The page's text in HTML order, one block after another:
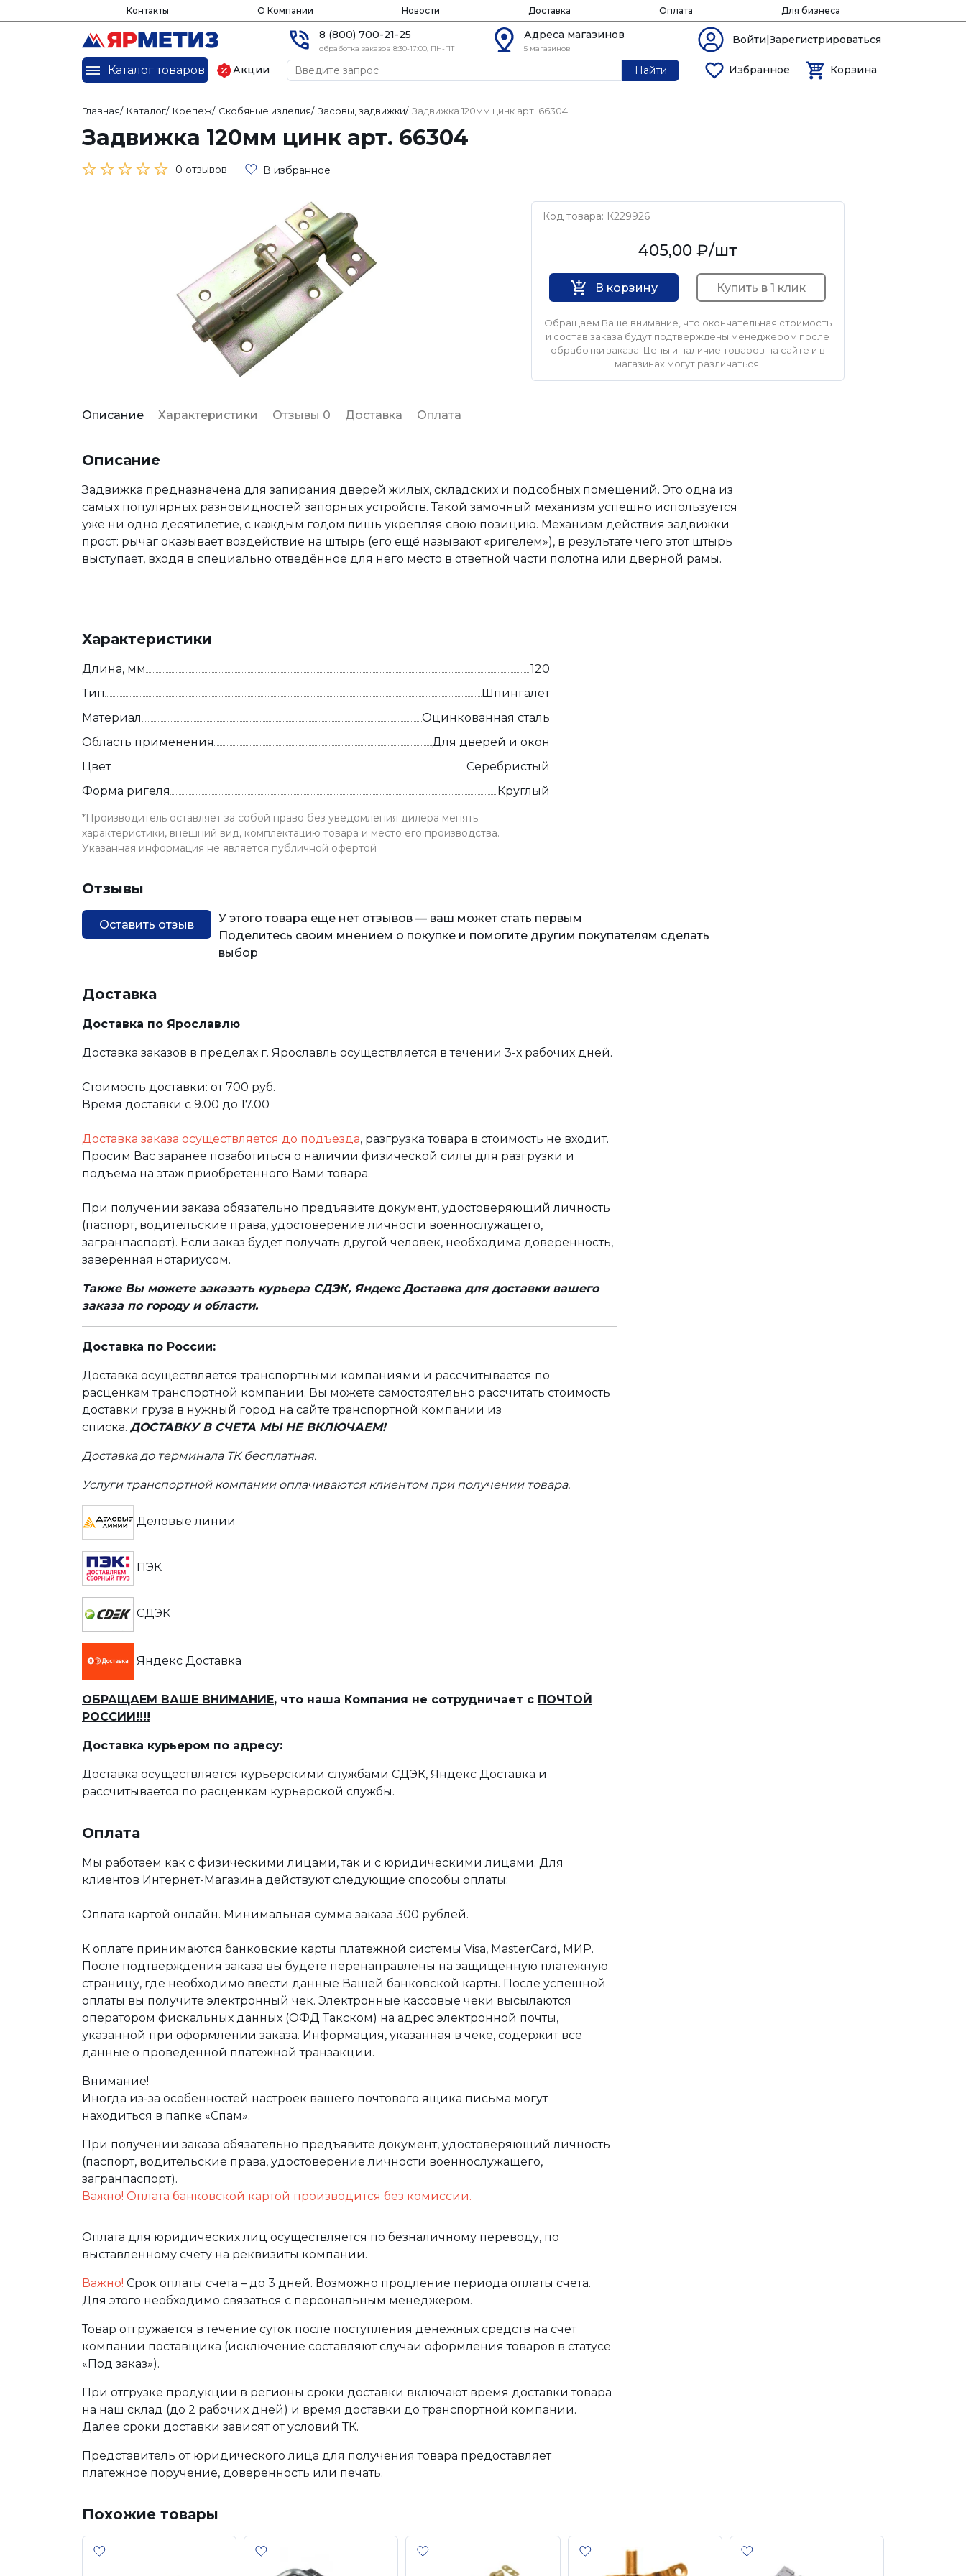
Контакты О Компании Новости Доставка Оплата Для бизнеса
8 (800) 700-21-25
обработка заказов 8:30-17:00, ПН-ПТ
Адреса магазинов
5 магазинов
Войти|Зарегистрироваться
Каталог товаров Акции Найти Избранное Корзина
Главная/ Каталог/ Крепеж/ Скобяные изделия/ Засовы, задвижки/ Задвижка 120мм цинк арт. 66304
Задвижка 120мм цинк арт. 66304
0 отзывов В избранное
Код товара: К229926
405,00 ₽/шт
В корзину Купить в 1 клик
Обращаем Ваше внимание, что окончательная стоимость
и состав заказа будут подтверждены менеджером после
обработки заказа. Цены и наличие товаров на сайте и в
магазинах могут различаться.
Описание Характеристики Отзывы 0 Доставка Оплата
Описание
Задвижка предназначена для запирания дверей жилых, складских и подсобных помещений. Это одна из
самых популярных разновидностей запорных устройств. Такой замочный механизм успешно используется
уже ни одно десятилетие, с каждым годом лишь укрепляя свою позицию. Механизм действия задвижки
прост: рычаг оказывает воздействие на штырь (его ещё называют «ригелем»), в результате чего этот штырь
выступает, входя в специально отведённое для него место в ответной части полотна или дверной рамы.
Характеристики
Длина, мм
120
Тип
Шпингалет
Материал
Оцинкованная сталь
Область применения
Для дверей и окон
Цвет
Серебристый
Форма ригеля
Круглый
*Производитель оставляет за собой право без уведомления дилера менять
характеристики, внешний вид, комплектацию товара и место его производства.
Указанная информация не является публичной офертой
Отзывы
Оставить отзыв
У этого товара еще нет отзывов — ваш может стать первым
Поделитесь своим мнением о покупке и помогите другим покупателям сделать
выбор
Доставка
Доставка по Ярославлю
Доставка заказов в пределах г. Ярославль осуществляется в течении 3-х рабочих дней.
Стоимость доставки: от 700 руб.
Время доставки с 9.00 до 17.00
Доставка заказа осуществляется до подъезда, разгрузка товара в стоимость не входит.
Просим Вас заранее позаботиться о наличии физической силы для разгрузки и
подъёма на этаж приобретенного Вами товара.
При получении заказа обязательно предъявите документ, удостоверяющий личность
(паспорт, водительские права, удостоверение личности военнослужащего,
загранпаспорт). Если заказ будет получать другой человек, необходима доверенность,
заверенная нотариусом.
Также Вы можете заказать курьера СДЭК, Яндекс Доставка для доставки вашего
заказа по городу и области.
Доставка по России:
Доставка осуществляется транспортными компаниями и рассчитывается по
расценкам транспортной компании. Вы можете самостоятельно рассчитать стоимость
доставки груза в нужный город на сайте транспортной компании из
списка. ДОСТАВКУ В СЧЕТА МЫ НЕ ВКЛЮЧАЕМ!
Доставка до терминала ТК бесплатная.
Услуги транспортной компании оплачиваются клиентом при получении товара.
Деловые линии
ПЭК
СДЭК
Яндекс Доставка
ОБРАЩАЕМ ВАШЕ ВНИМАНИЕ, что наша Компания не сотрудничает с ПОЧТОЙ
РОССИИ!!!!
Доставка курьером по адресу:
Доставка осуществляется курьерскими службами СДЭК, Яндекс Доставка и
рассчитывается по расценкам курьерской службы.
Оплата
Мы работаем как с физическими лицами, так и с юридическими лицами. Для
клиентов Интернет-Магазина действуют следующие способы оплаты:
Оплата картой онлайн. Минимальная сумма заказа 300 рублей.
К оплате принимаются банковские карты платежной системы Visa, MasterCard, МИР.
После подтверждения заказа вы будете перенаправлены на защищенную платежную
страницу, где необходимо ввести данные Вашей банковской карты. После успешной
оплаты вы получите электронный чек. Электронные кассовые чеки высылаются
оператором фискальных данных (ОФД Такском) на адрес электронной почты,
указанной при оформлении заказа. Информация, указанная в чеке, содержит все
данные о проведенной платежной транзакции.
Внимание!
Иногда из-за особенностей настроек вашего почтового ящика письма могут
находиться в папке «Спам».
При получении заказа обязательно предъявите документ, удостоверяющий личность
(паспорт, водительские права, удостоверение личности военнослужащего,
загранпаспорт).
Важно! Оплата банковской картой производится без комиссии.
Оплата для юридических лиц осуществляется по безналичному переводу, по
выставленному счету на реквизиты компании.
Важно! Срок оплаты счета – до 3 дней. Возможно продление периода оплаты счета.
Для этого необходимо связаться с персональным менеджером.
Товар отгружается в течение суток после поступления денежных средств на счет
компании поставщика (исключение составляют случаи оформления товаров в статусе
«Под заказ»).
При отгрузке продукции в регионы сроки доставки включают время доставки товара
на наш склад (до 2 рабочих дней) и время доставки до транспортной компании.
Далее сроки доставки зависят от условий ТК.
Представитель от юридического лица для получения товара предоставляет
платежное поручение, доверенность или печать.
Похожие товары